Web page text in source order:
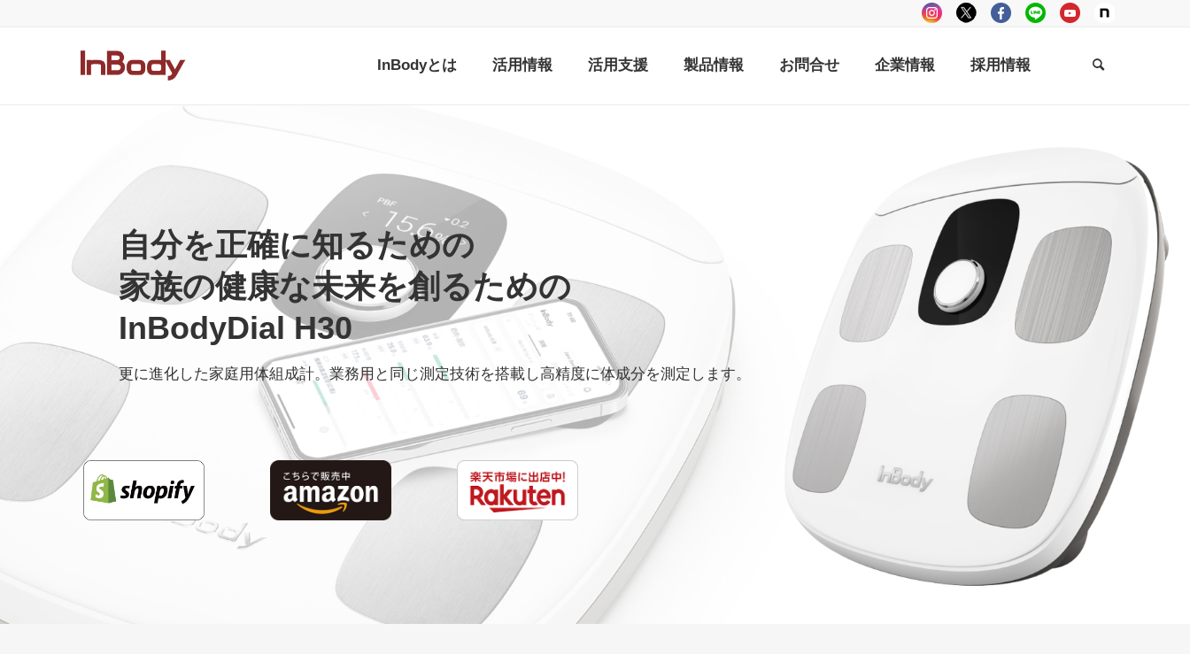
InBodyとは 活用情報 活用支援 製品情報 お問合せ 企業情報 採用情報
自分を正確に知るための
家族の健康な未来を創るための
InBodyDial H30
更に進化した家庭用体組成計。業務用と同じ測定技術を搭載し高精度に体成分を測定します。